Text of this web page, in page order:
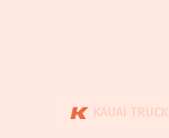
KAUAI TRUCK